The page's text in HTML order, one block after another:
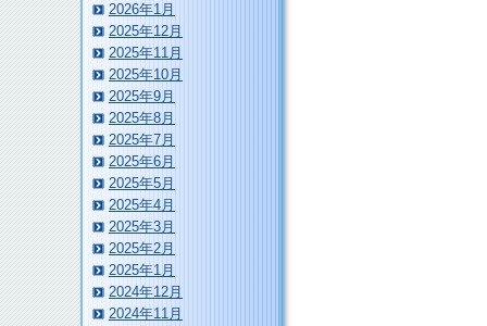
2026年1月
2025年12月
2025年11月
2025年10月
2025年9月
2025年8月
2025年7月
2025年6月
2025年5月
2025年4月
2025年3月
2025年2月
2025年1月
2024年12月
2024年11月